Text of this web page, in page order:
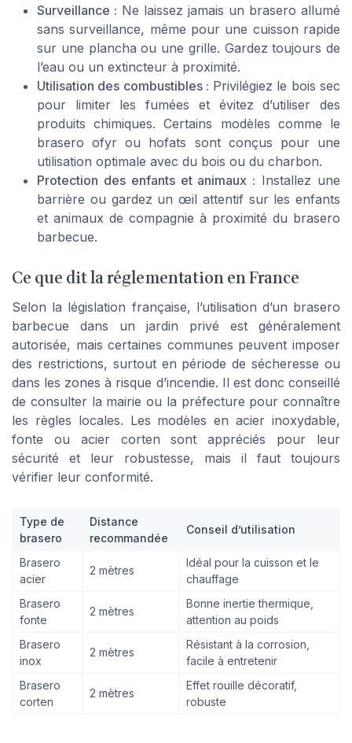
Surveillance : Ne laissez jamais un brasero allumé
sans surveillance, même pour une cuisson rapide
sur une plancha ou une grille. Gardez toujours de
l’eau ou un extincteur à proximité.
Utilisation des combustibles : Privilégiez le bois sec
pour limiter les fumées et évitez d’utiliser des
produits chimiques. Certains modèles comme le
brasero ofyr ou hofats sont conçus pour une
utilisation optimale avec du bois ou du charbon.
Protection des enfants et animaux : Installez une
barrière ou gardez un œil attentif sur les enfants
et animaux de compagnie à proximité du brasero
barbecue.
Ce que dit la réglementation en France
Selon la législation française, l’utilisation d’un brasero
barbecue dans un jardin privé est généralement
autorisée, mais certaines communes peuvent imposer
des restrictions, surtout en période de sécheresse ou
dans les zones à risque d’incendie. Il est donc conseillé
de consulter la mairie ou la préfecture pour connaître
les règles locales. Les modèles en acier inoxydable,
fonte ou acier corten sont appréciés pour leur
sécurité et leur robustesse, mais il faut toujours
vérifier leur conformité.
Type de
brasero
Distance
recommandée
Conseil d’utilisation
Brasero
acier
2 mètres
Idéal pour la cuisson et le
chauffage
Brasero
fonte
2 mètres
Bonne inertie thermique,
attention au poids
Brasero
inox
2 mètres
Résistant à la corrosion,
facile à entretenir
Brasero
corten
2 mètres
Effet rouille décoratif,
robuste